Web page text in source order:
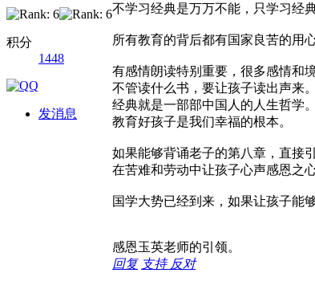
积分
1448
发消息
不学习经典是万万不能，只学习经
所有教育的背后都有国家良苦的用
有感情朗读特别重要，很多感情和
不管读什么书，要让孩子读出声来
经典就是一部部中国人的人生哲学。
教育好孩子是我们幸福的根本。
如果能够背诵老子的第八章，直接
在苦难和劳动中让孩子心声感恩之心
国学大势已经到来，如果让孩子能
感恩玉英老师的引领。
回复 支持 反对